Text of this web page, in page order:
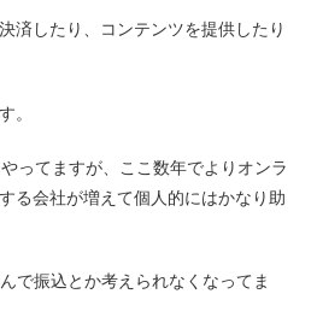
済したり、コンテンツを提供したり
。
ってますが、ここ数年でよりオンラ
る会社が増えて個人的にはかなり助
で振込とか考えられなくなってま